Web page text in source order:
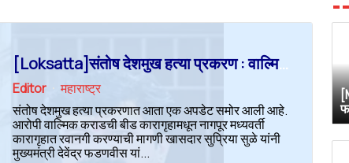
[Loksatta]संतोष देशमुख हत्या प्रकरण : वाल्मिक कराडची रवानगी नागपूर कारागृहात करण्याची सुप्रिया सुळेंची मागणी
Editor
महाराष्ट्र
संतोष देशमुख हत्या प्रकरणात आता एक अपडेट समोर आली आहे.
आरोपी वाल्मिक कराडची बीड कारागृहामधून नागपूर मध्यवर्ती
कारागृहात रवानगी करण्याची मागणी खासदार सुप्रिया सुळे यांनी
मुख्यमंत्री देवेंद्र फडणवीस यां...